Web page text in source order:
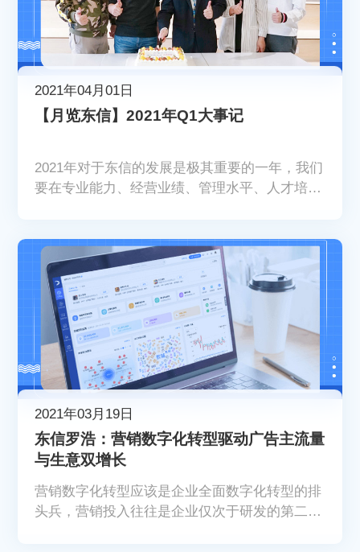
2021年04月01日
【月览东信】2021年Q1大事记
2021年对于东信的发展是极其重要的一年，我们
要在专业能力、经营业绩、管理水平、人才培养
挠的进攻，克服重重困难直至胜利。
2021年03月19日
东信罗浩：营销数字化转型驱动广告主流量
与生意双增长
营销数字化转型应该是企业全面数字化转型的排
头兵，营销投入往往是企业仅次于研发的第二大